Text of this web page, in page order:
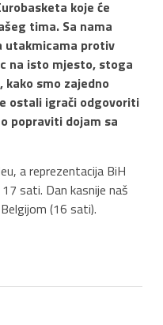
koje će
tima. Sa nama
utakmicama protiv
na isto mjesto, stoga
smo zajedno
ostali igrači odgovoriti
popraviti dojam sa
a reprezentacija BiH
sati. Dan kasnije naš
(16 sati).